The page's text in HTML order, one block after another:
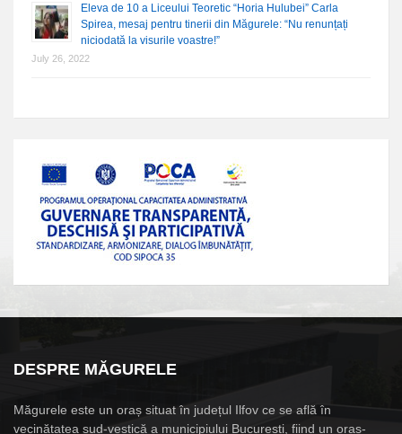
Eleva de 10 a Liceului Teoretic “Horia Hulubei” Carla
Spirea, mesaj pentru tinerii din Măgurele: “Nu renunțați
niciodată la visurile voastre!”
July 26, 2022
DESPRE MĂGURELE
Măgurele este un oraș situat în județul Ilfov ce se află în
vecinătatea sud-vestică a municipiului București, fiind un oraș-